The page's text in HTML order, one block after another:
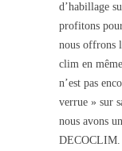
d’habillage
profitons
nous offrons
clim en
n’est pas
verrue » sur
nous avons
DECOCLIM.